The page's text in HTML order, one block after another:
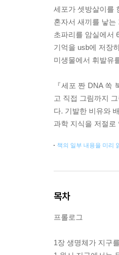
세포가 셋방살이를
혼자서 새끼를 낳는
초파리를 암실에서
기억을 usb에 저장
미생물에서 휘발유
『세포 짠 DNA 쏙
고 직접 그림까지
다. 기발한 비유와
과학 지식을 저절로
책의 일부 내용을 미리
목차
프롤로그
1장 생명체가 지구